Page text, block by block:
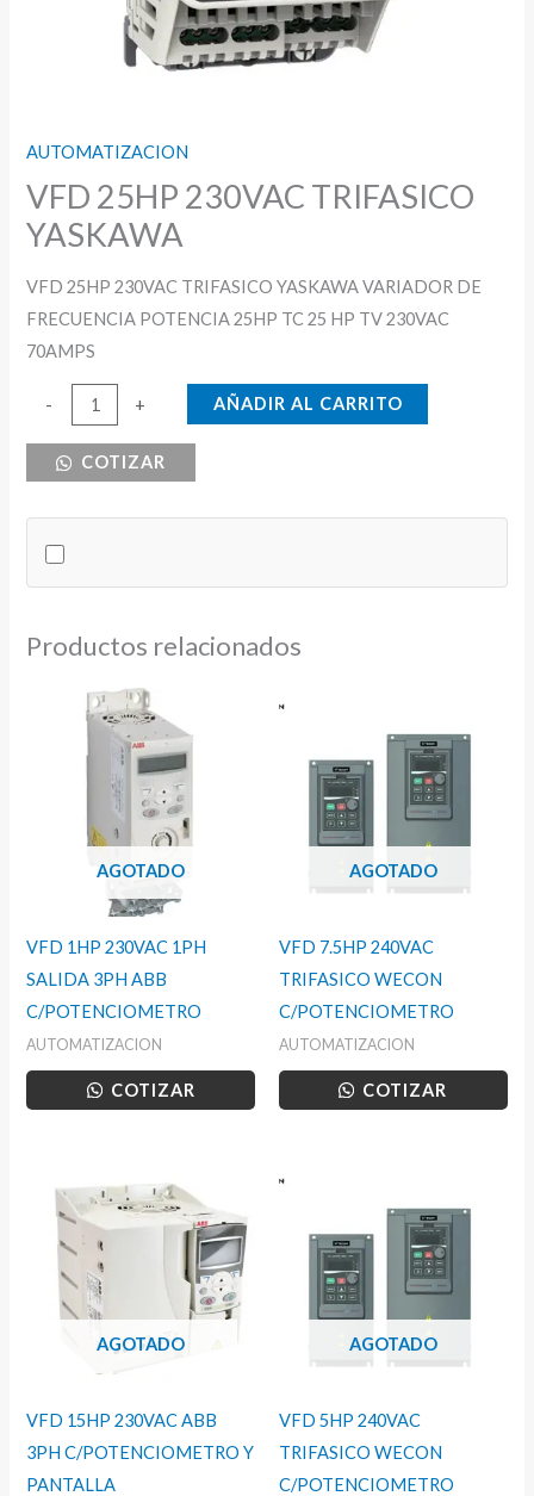
AUTOMATIZACION
VFD 25HP 230VAC TRIFASICO
YASKAWA
VFD 25HP 230VAC TRIFASICO YASKAWA VARIADOR DE
FRECUENCIA POTENCIA 25HP TC 25 HP TV 230VAC
70AMPS
-
230VAC
cantidad
+ AÑADIR AL CARRITO
COTIZAR
Productos relacionados
AGOTADO
VFD 1HP 230VAC 1PH
SALIDA 3PH ABB
C/POTENCIOMETRO
AUTOMATIZACION
COTIZAR
AGOTADO
VFD 7.5HP 240VAC
TRIFASICO WECON
C/POTENCIOMETRO
AUTOMATIZACION
COTIZAR
AGOTADO
VFD 15HP 230VAC ABB
3PH C/POTENCIOMETRO Y
PANTALLA
AGOTADO
VFD 5HP 240VAC
TRIFASICO WECON
C/POTENCIOMETRO